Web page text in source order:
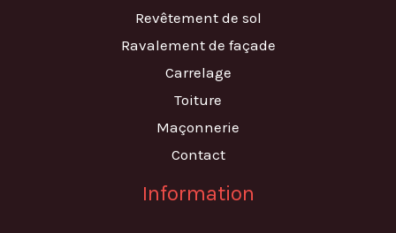
Revêtement de sol
Ravalement de façade
Carrelage
Toiture
Maçonnerie
Contact
Information